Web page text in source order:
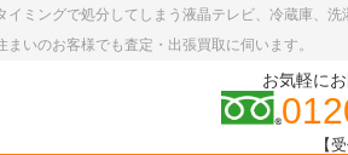
ミングで処分してしまう液晶テレビ、冷蔵庫、洗
いのお客様でも査定・出張買取に伺います。
お気軽に
【